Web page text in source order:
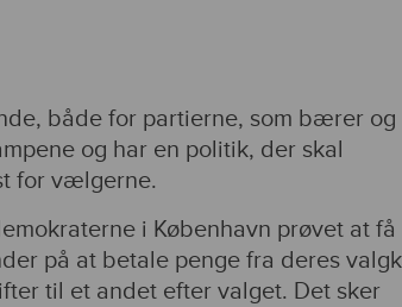
både for partierne, som bærer og
og har en politik, der skal
for vælgerne.
i København prøvet at få
på at betale penge fra deres
til et andet efter valget. Det sker